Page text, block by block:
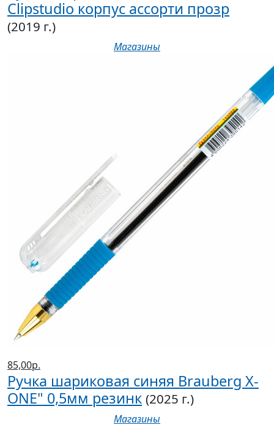
Clipstudio корпус ассорти прозр
(2019 г.)
Магазины
85,00р.
Ручка шариковая синяя Brauberg X-
ONE" 0,5мм резинк (2025 г.)
Магазины